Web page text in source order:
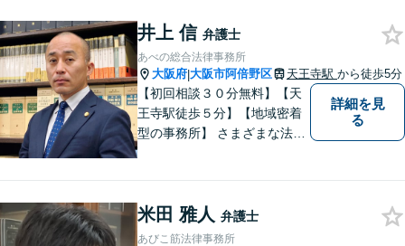
トップ対応が強み！交通事故
／遺産分割／離婚／債務整理
／その他
井上 信 弁護士
あべの総合法律事務所
大阪府|大阪市阿倍野区 天王寺駅 から徒歩5分
【初回相談３０分無料】【天
王寺駅徒歩５分】【地域密着
型の事務所】 さまざまな法律
相続、インターネット上のト
ラブルに注力！！
詳細を見
る
米田 雅人 弁護士
あびこ筋法律事務所